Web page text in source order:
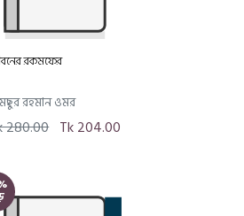
রকমফের
রহমান ওমর
280.00 Tk 204.00